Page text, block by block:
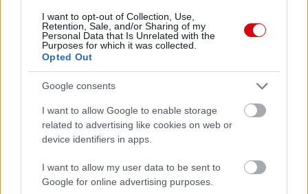
I want to opt-out of Collection, Use,
Retention, Sale, and/or Sharing of my
Personal Data that Is Unrelated with the
Purposes for which it was collected.
Opted Out
Google consents
I want to allow Google to enable storage
related to advertising like cookies on web or
device identifiers in apps.
I want to allow my user data to be sent to
Google for online advertising purposes.
Paris Saint-Germain
Manchester United
Felkészülési szezon 4. mérkőzés
Nya Ullevi, Göteborg
2026-08-08 17:00
Leeds UnitedvsManchester United
AC MilanvsManchester United2026-08-15 18:00